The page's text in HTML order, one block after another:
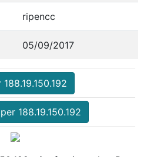
ripencc
05/09/2017
188.19.150.192